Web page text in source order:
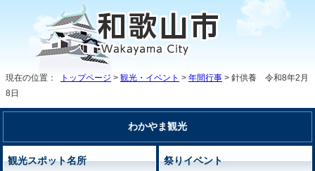
現在の位置： トップページ > 観光・イベント > 年間行事 > 針供養 令和8年2月
8日
わかやま観光
観光スポット名所 祭りイベント